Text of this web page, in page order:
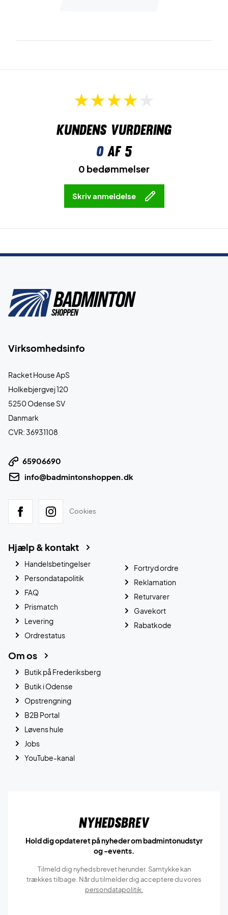
Kundens vurdering
0af 5
0 bedømmelser
Skriv anmeldelse
Virksomhedsinfo
Racket House ApS
Holkebjergvej 120
5250 Odense SV
Danmark
CVR: 36931108
65906690
info@badmintonshoppen.dk
Cookies
Hjælp & kontakt
Handelsbetingelser
Persondatapolitik
FAQ
Prismatch
Levering
Ordrestatus
Fortryd ordre
Reklamation
Returvarer
Gavekort
Rabatkode
Om os
Butik på Frederiksberg
Butik i Odense
Opstrengning
B2B Portal
Løvens hule
Jobs
YouTube-kanal
Nyhedsbrev
Hold dig opdateret på nyheder om badmintonudstyr
og -events.
Tilmeld dig nyhedsbrevet herunder. Samtykke kan
trækkes tilbage. Når du tilmelder dig acceptere du vores
persondatapolitik.